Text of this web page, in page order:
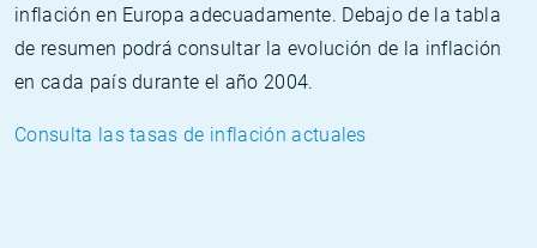
inflación en Europa adecuadamente. Debajo de la tabla
de resumen podrá consultar la evolución de la inflación
en cada país durante el año 2004.
Consulta las tasas de inflación actuales